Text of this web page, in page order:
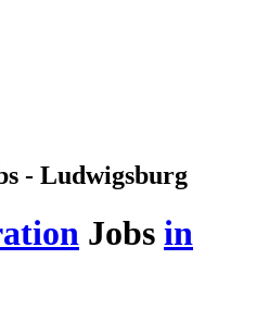
- Ludwigsburg
Jobs in